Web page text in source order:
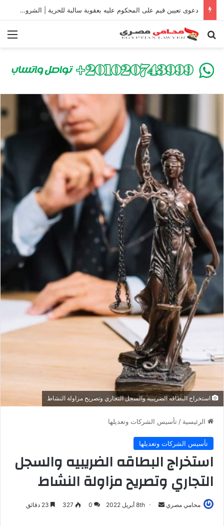
دعوى تعيين قيم على المحكوم عليه بعقوبة سالبة للحرية | الشروط والصيغة القانونية
بحث عن
استخراج البطاقه الضريبيه والسجل التجاري وتصريح مزاولة النشاط
الرئيسية /تأسيس الشركات وتعديلها
تأسيس الشركات وتعديلها
استخراج البطاقه الضريبيه والسجل
التجاري وتصريح مزاولة النشاط
محامي مصري 8th أبريل 2022 0
327